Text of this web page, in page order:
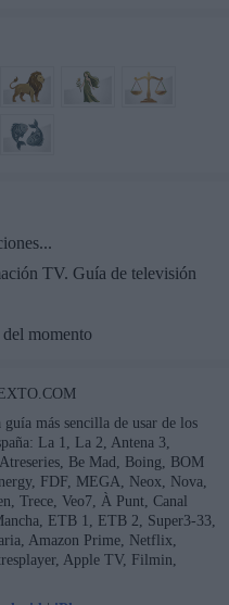
TV. Guía de televisión
momento
guía más sencilla de usar de los
La 1, La 2, Antena 3,
Be Mad, Boing, BOM
FDF, MEGA, Neox, Nova,
Trece, Veo7, À Punt, Canal
ETB 1, ETB 2, Super3-33,
Amazon Prime, Netflix,
Apple TV, Filmin,